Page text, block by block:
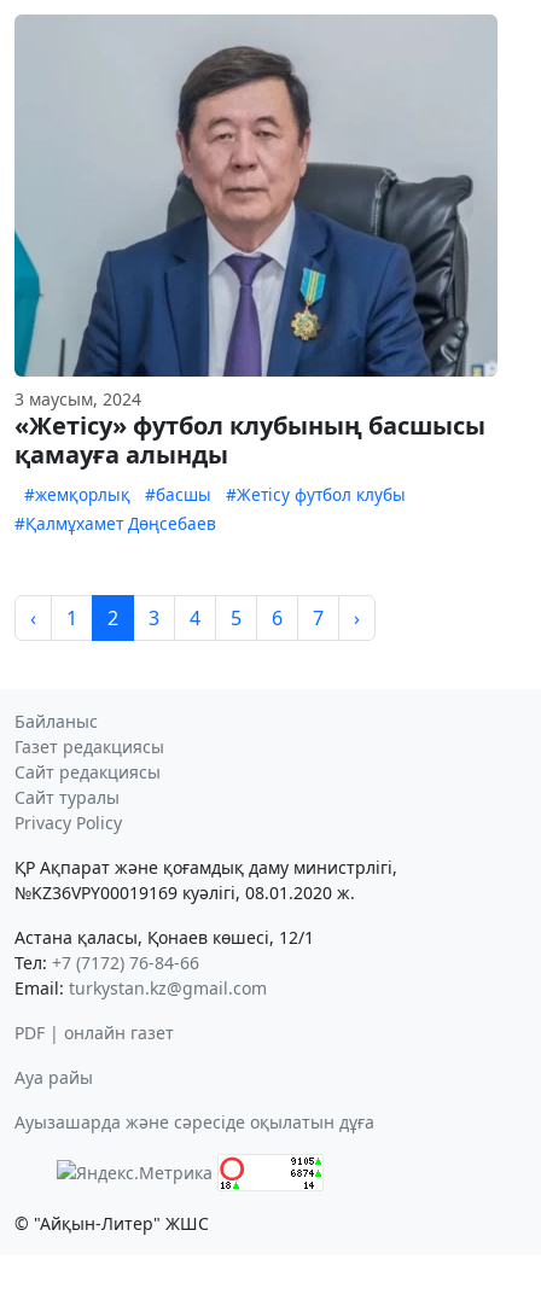
3 маусым, 2024
«Жетісу» футбол клубының басшысы
қамауға алынды
#жемқорлық #басшы
#Жетісу футбол клубы
#Қалмұхамет Дөңсебаев
‹ 1 2 3 4 5 6 7 ›
Байланыс
Газет редакциясы
Сайт редакциясы
Сайт туралы
Privacy Policy
ҚР Ақпарат және қоғамдық даму министрлігі,
№KZ36VPY00019169 куәлігі, 08.01.2020 ж.
Астана қаласы, Қонаев көшесі, 12/1
Тел: +7 (7172) 76-84-66
Email: turkystan.kz@gmail.com
PDF | онлайн газет
Ауа райы
Ауызашарда және сәресіде оқылатын дұға
© "Айқын-Литер" ЖШС